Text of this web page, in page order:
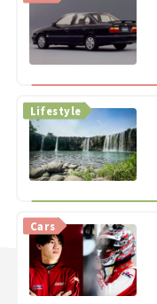
Lifestyle
Cars